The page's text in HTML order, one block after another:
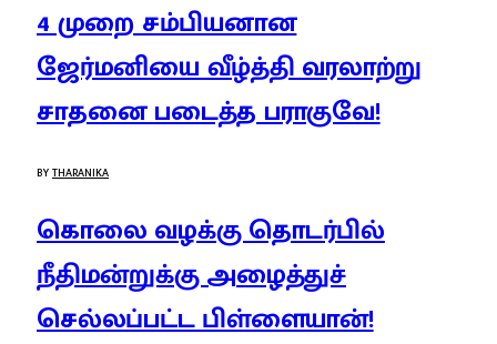
4 முறை சம்பியனான
ஜேர்மனியை வீழ்த்தி வரலாற்று
சாதனை படைத்த பராகுவே!
BYTHARANIKA
கொலை வழக்கு தொடர்பில்
நீதிமன்றுக்கு அழைத்துச்
செல்லப்பட்ட பிள்ளையான்!